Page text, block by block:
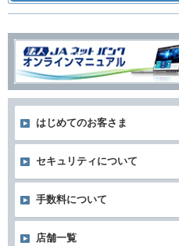
はじめてのお客さま
セキュリティについて
手数料について
店舗一覧